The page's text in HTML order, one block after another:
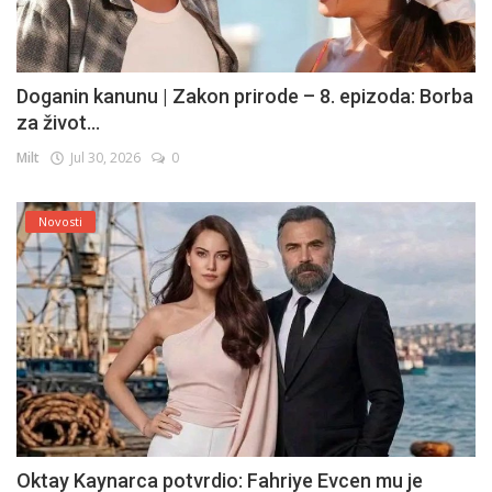
Doganin kanunu | Zakon prirode – 8. epizoda: Borba
za život...
Milt Jul 30, 2026 0
Novosti
Oktay Kaynarca potvrdio: Fahriye Evcen mu je